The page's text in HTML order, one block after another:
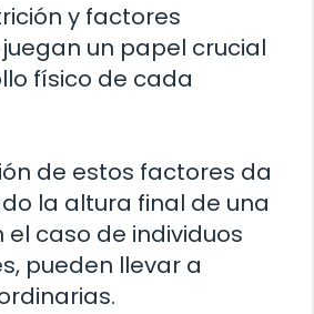
y factores
un papel crucial
físico de cada
de estos factores da
la altura final de una
el caso de individuos
pueden llevar a